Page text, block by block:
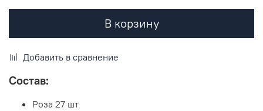
В корзину
Добавить в сравнение
Состав:
Роза 27 шт